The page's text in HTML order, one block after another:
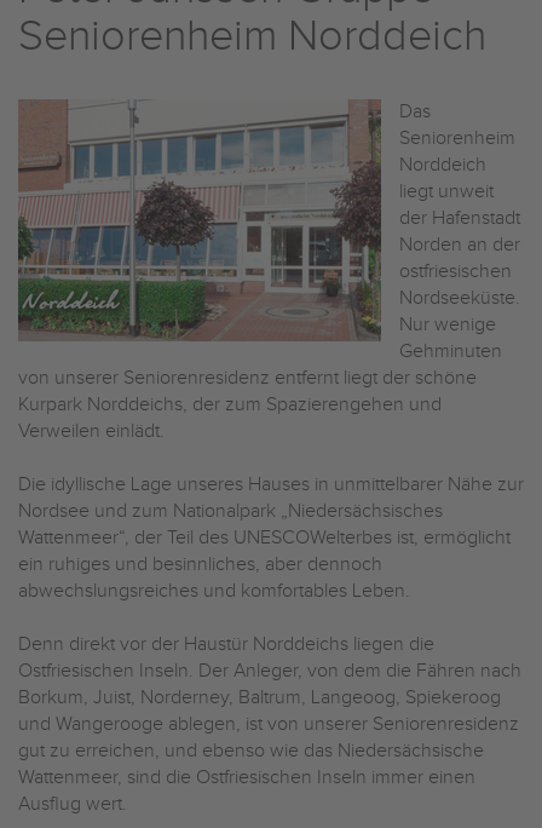
Seniorenheim Norddeich
Das
Seniorenheim
Norddeich
liegt unweit
der Hafenstadt
Norden an der
ostfriesischen
Nordseeküste.
Nur wenige
Gehminuten
von unserer Seniorenresidenz entfernt liegt der schöne
Kurpark Norddeichs, der zum Spazierengehen und
Verweilen einlädt.
Die idyllische Lage unseres Hauses in unmittelbarer Nähe zur
Nordsee und zum Nationalpark „Niedersächsisches
Wattenmeer“, der Teil des UNESCO­Welterbes ist, ermöglicht
ein ruhiges und besinnliches, aber dennoch
abwechslungsreiches und komfortables Leben.
Denn direkt vor der Haustür Norddeichs liegen die
Ostfriesischen Inseln. Der Anleger, von dem die Fähren nach
Borkum, Juist, Norderney, Baltrum, Langeoog, Spiekeroog
und Wangerooge ablegen, ist von unserer Seniorenresidenz
gut zu erreichen, und ebenso wie das Niedersächsische
Wattenmeer, sind die Ostfriesischen Inseln immer einen
Ausflug wert.